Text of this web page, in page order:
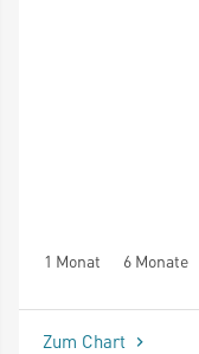
1 Monat 6 Monate
Zum Chart